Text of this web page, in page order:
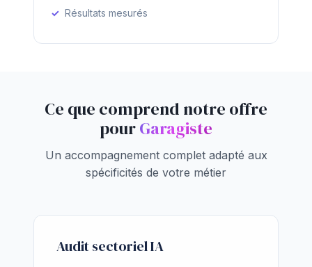
Résultats mesurés
Ce que comprend notre offre
pourGaragiste
Un accompagnement complet adapté aux
spécificités de votre métier
Audit sectoriel IA